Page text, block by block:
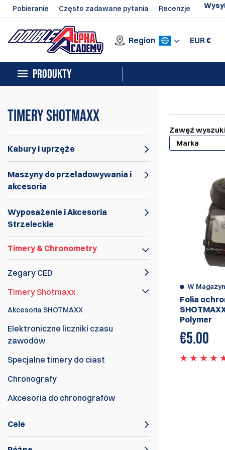
Pobieranie Często zadawane pytania Recenzje
Region EUR€
PRODUKTY
Timery Shotmaxx
Kabury i uprzęże
Maszyny do przeładowywania i
akcesoria
Wyposażenie i Akcesoria
Strzeleckie
Timery & Chronometry
Zegary CED
Timery Shotmaxx
Akcesoria SHOTMAXX
Elektroniczne liczniki czasu
zawodów
Specjalne timery do ciast
Chronografy
Akcesoria do chronografów
Cele
Zawęź
Marka
W
Folia
Polymer
€5.00